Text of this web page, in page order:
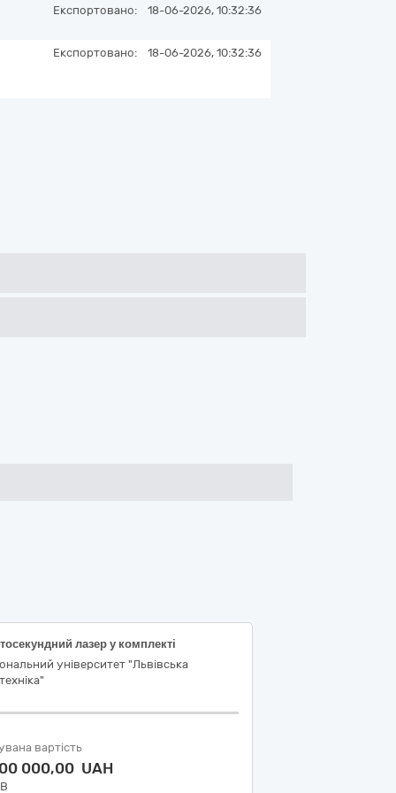
Експортовано: 18-06-2026, 10:32:36
Експортовано: 18-06-2026, 10:32:36
лазер у комплекті
університет "Львівська
вартість
000,00 UAH